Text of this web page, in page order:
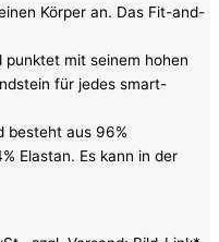
Körper an. Das Fit-and-
punktet mit seinem hohen
für jedes smart-
besteht aus 96%
Elastan. Es kann in der